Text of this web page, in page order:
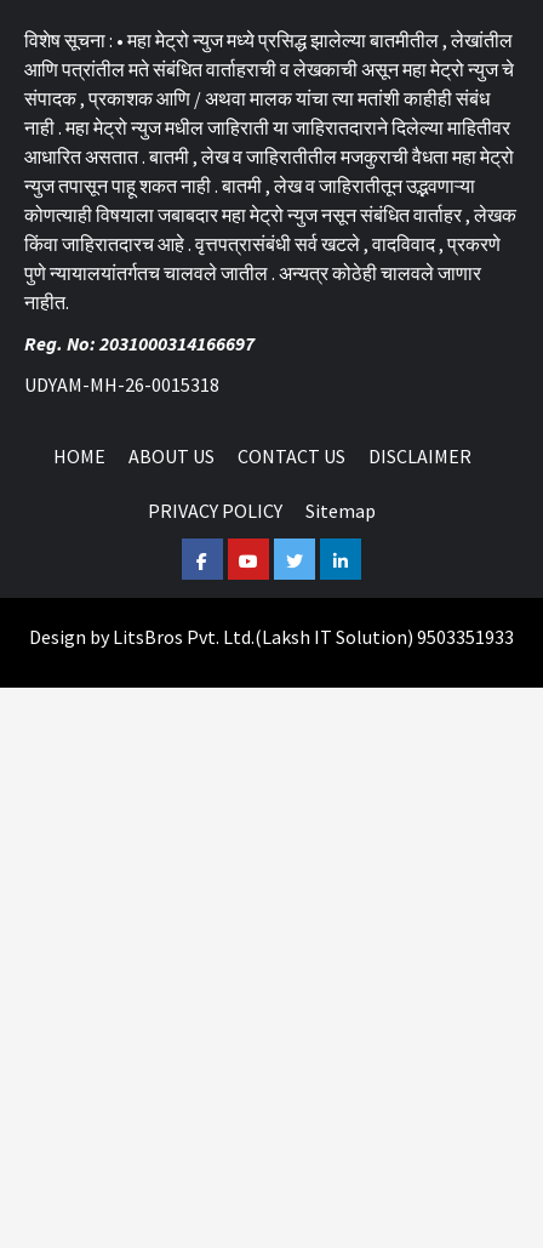
विशेष सूचना : • महा मेट्रो न्युज मध्ये प्रसिद्ध झालेल्या बातमीतील , लेखांतील
आणि पत्रांतील मते संबंधित वार्ताहराची व लेखकाची असून महा मेट्रो न्युज चे
संपादक , प्रकाशक आणि / अथवा मालक यांचा त्या मतांशी काहीही संबंध
नाही . महा मेट्रो न्युज मधील जाहिराती या जाहिरातदाराने दिलेल्या माहितीवर
आधारित असतात . बातमी , लेख व जाहिरातीतील मजकुराची वैधता महा मेट्रो
न्युज तपासून पाहू शकत नाही . बातमी , लेख व जाहिरातीतून उद्भवणाऱ्या
कोणत्याही विषयाला जबाबदार महा मेट्रो न्युज नसून संबंधित वार्ताहर , लेखक
किंवा जाहिरातदारच आहे . वृत्तपत्रासंबंधी सर्व खटले , वादविवाद , प्रकरणे
पुणे न्यायालयांतर्गतच चालवले जातील . अन्यत्र कोठेही चालवले जाणार
नाहीत.
Reg. No: 2031000314166697
UDYAM-MH-26-0015318
HOME ABOUT US CONTACT US DISCLAIMER
PRIVACY POLICY Sitemap
FacebookYoutubeTwitterLinkedin
Design byLitsBros Pvt. Ltd.(Laksh IT Solution) 9503351933